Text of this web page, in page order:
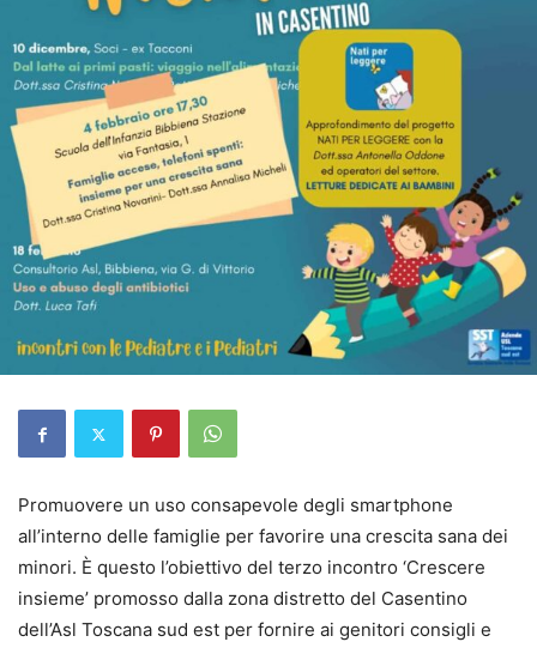
Promuovere un uso consapevole degli smartphone
all’interno delle famiglie per favorire una crescita sana dei
minori. È questo l’obiettivo del terzo incontro ‘Crescere
insieme’ promosso dalla zona distretto del Casentino
dell’Asl Toscana sud est per fornire ai genitori consigli e